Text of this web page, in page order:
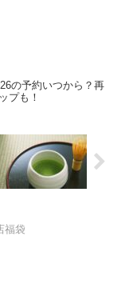
の予約いつから？再
プも！
福袋